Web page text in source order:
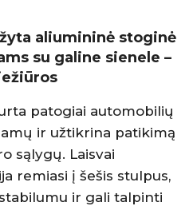
aliumininė stoginė
su galine sienele –
patogiai automobilių
ir užtikrina patikimą
sąlygų. Laisvai
remiasi į šešis stulpus,
ir gali talpinti